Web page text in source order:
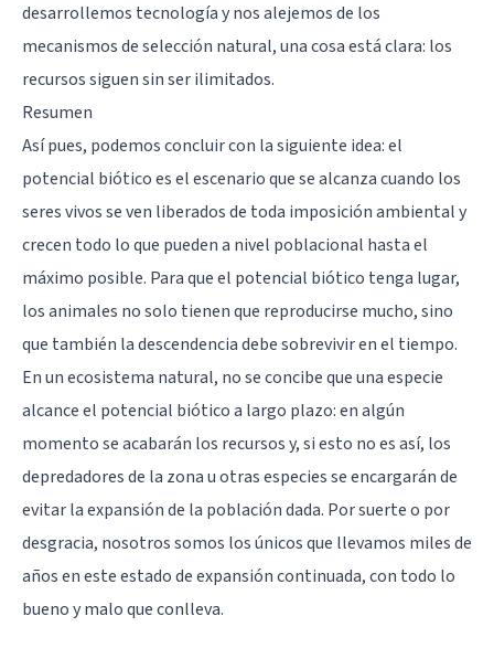
desarrollemos tecnología y nos alejemos de los
mecanismos de selección natural, una cosa está clara: los
recursos siguen sin ser ilimitados.
Resumen
Así pues, podemos concluir con la siguiente idea: el
potencial biótico es el escenario que se alcanza cuando los
seres vivos se ven liberados de toda imposición ambiental y
crecen todo lo que pueden a nivel poblacional hasta el
máximo posible. Para que el potencial biótico tenga lugar,
los animales no solo tienen que reproducirse mucho, sino
que también la descendencia debe sobrevivir en el tiempo.
En un ecosistema natural, no se concibe que una especie
alcance el potencial biótico a largo plazo: en algún
momento se acabarán los recursos y, si esto no es así, los
depredadores de la zona u otras especies se encargarán de
evitar la expansión de la población dada. Por suerte o por
desgracia, nosotros somos los únicos que llevamos miles de
años en este estado de expansión continuada, con todo lo
bueno y malo que conlleva.